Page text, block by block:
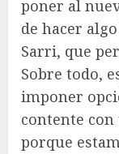
poner al
de hacer
Sarri, que
Sobre todo,
imponer
contente con
porque